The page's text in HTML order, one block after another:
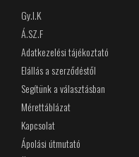
Gy.I.K
Á.SZ.F
Adatkezelési tájékoztató
Elállás a szerződéstől
Segítünk a választásban
Mérettáblázat
Kapcsolat
Ápolási útmutató